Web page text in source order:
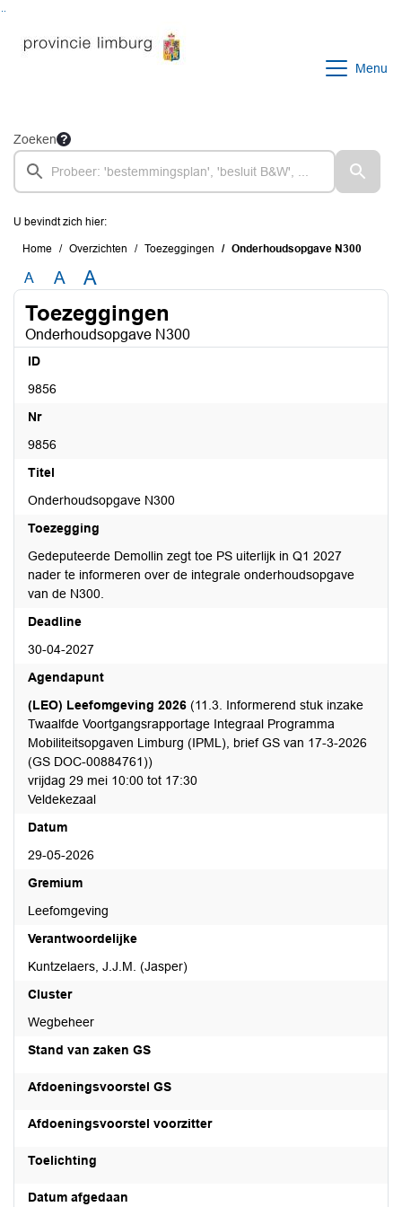
Menu
Zoeken
U bevindt zich hier:
Home Overzichten Toezeggingen Onderhoudsopgave N300
A A A
Toezeggingen
Onderhoudsopgave N300
ID
9856
Nr
9856
Titel
Onderhoudsopgave N300
Toezegging
Gedeputeerde Demollin zegt toe PS uiterlijk in Q1 2027
nader te informeren over de integrale onderhoudsopgave
van de N300.
Deadline
30-04-2027
Agendapunt
(LEO) Leefomgeving 2026 (11.3. Informerend stuk inzake
Twaalfde Voortgangsrapportage Integraal Programma
Mobiliteitsopgaven Limburg (IPML), brief GS van 17-3-2026
(GS DOC-00884761))
vrijdag 29 mei 10:00 tot 17:30
Veldekezaal
Datum
29-05-2026
Gremium
Leefomgeving
Verantwoordelijke
Kuntzelaers, J.J.M. (Jasper)
Cluster
Wegbeheer
Stand van zaken GS
Afdoeningsvoorstel GS
Afdoeningsvoorstel voorzitter
Toelichting
Datum afgedaan